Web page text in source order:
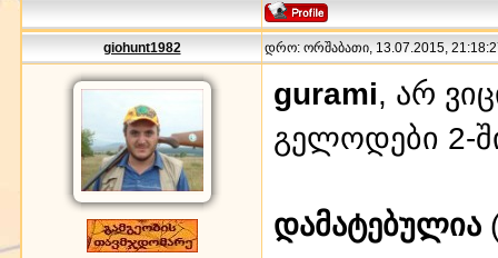
giohunt1982 დრო: ორშაბათი, 13.07.2015,
gurami, არ
გელოდები 2-
დამატებულია